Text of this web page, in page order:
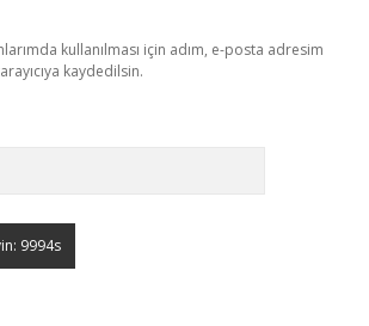
kullanılması için adım, e-posta adresim
kaydedilsin.